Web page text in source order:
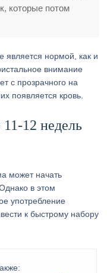
которые потом
является нормой, как и
внимание
с прозрачного на
появляется кровь.
11-12 недель
может начать
в этом
употребление
к быстрому набору